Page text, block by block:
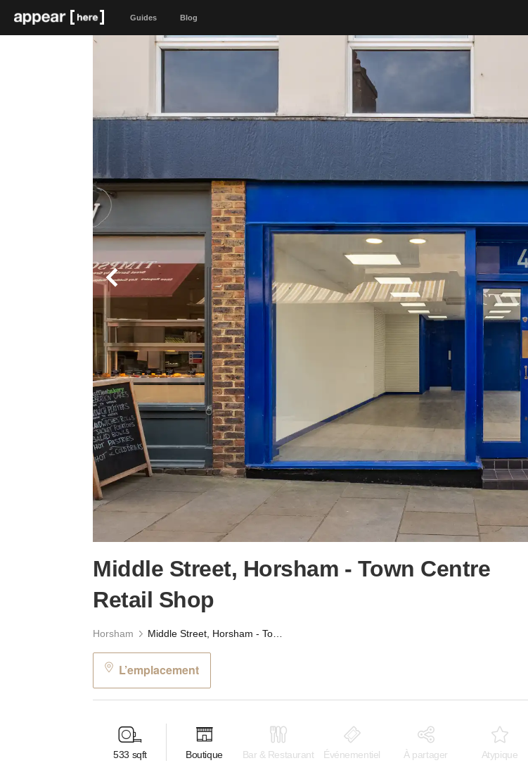
Guides Blog
Middle Street, Horsham - Town Centre
Retail Shop
Horsham
L’emplacement
533 sqft Boutique Bar & Restaurant Événementiel À partager Atypique